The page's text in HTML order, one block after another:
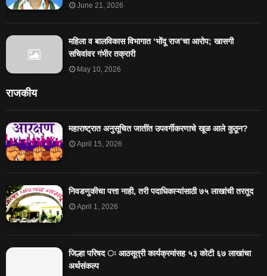
June 21, 2026
महिला व बालविकास विभागात ‘भोंदू राज’चा आरोप; खासगी
सचिवांवर गंभीर तक्रारी
May 10, 2026
राजकीय
महाराष्ट्रात अनुसूचित जातींत उपवर्गीकरणाचे खूळ आले कुठून?
April 15, 2026
निवडणुकीचा पत्ता नाही, तरी पदाधिकाऱ्यांसाठी ७५ लाखांची तरतूद
April 1, 2026
जिल्हा परिषद ः आठसूत्री कार्यक्रमांसह ५३ कोटी ६७ लाखांचा
अर्थसंकल्प